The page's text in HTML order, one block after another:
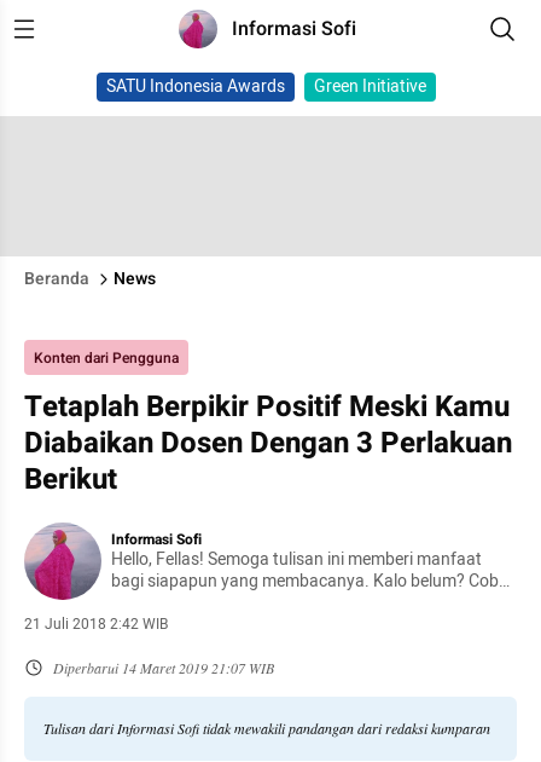
Informasi Sofi
SATU Indonesia Awards Green Initiative
Beranda News
Konten dari Pengguna
Tetaplah Berpikir Positif Meski Kamu
Diabaikan Dosen Dengan 3 Perlakuan
Berikut
Informasi Sofi
Hello, Fellas! Semoga tulisan ini memberi manfaat
bagi siapapun yang membacanya. Kalo belum? Coba
21 Juli 2018 2:42 WIB
Diperbarui 14 Maret 2019 21:07 WIB
Tulisan dari Informasi Sofi tidak mewakili pandangan dari redaksi kumparan